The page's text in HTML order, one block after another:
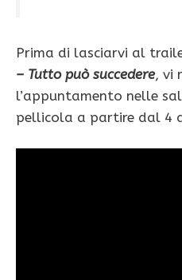
Prima di lasciarvi al
– Tutto può succedere, vi
l’appuntamento nelle
pellicola a partire dal 4